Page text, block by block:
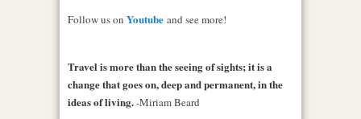
Follow us on Youtube and see more!
Travel is more than the seeing of sights; it is a
change that goes on, deep and permanent, in the
ideas of living.-Miriam Beard